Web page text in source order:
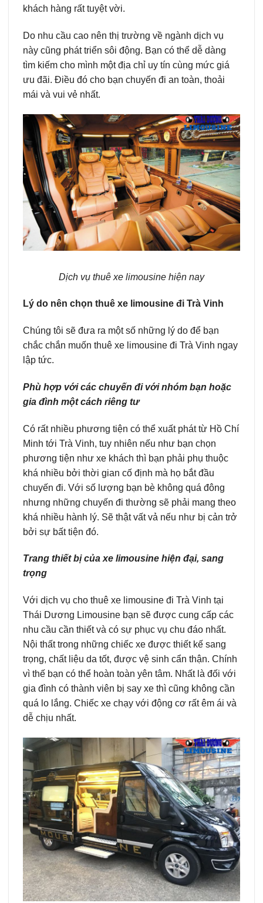
khách hàng rất tuyệt vời.
Do nhu cầu cao nên thị trường về ngành dịch vụ
này cũng phát triển sôi động. Bạn có thể dễ dàng
tìm kiếm cho mình một địa chỉ uy tín cùng mức giá
ưu đãi. Điều đó cho bạn chuyến đi an toàn, thoải
mái và vui vẻ nhất.
Dịch vụ thuê xe limousine hiện nay
Lý do nên chọn thuê xe limousine đi Trà Vinh
Chúng tôi sẽ đưa ra một số những lý do để bạn
chắc chắn muốn thuê xe limousine đi Trà Vinh ngay
lập tức.
Phù hợp với các chuyến đi với nhóm bạn hoặc
gia đình một cách riêng tư
Có rất nhiều phương tiện có thể xuất phát từ Hồ Chí
Minh tới Trà Vinh, tuy nhiên nếu như bạn chọn
phương tiện như xe khách thì bạn phải phụ thuộc
khá nhiều bởi thời gian cố định mà họ bắt đầu
chuyến đi. Với số lượng bạn bè không quá đông
nhưng những chuyến đi thường sẽ phải mang theo
khá nhiều hành lý. Sẽ thật vất vả nếu như bị cản trở
bởi sự bất tiện đó.
Trang thiết bị của xe limousine hiện đại, sang
trọng
Với dịch vụ cho thuê xe limousine đi Trà Vinh tại
Thái Dương Limousine bạn sẽ được cung cấp các
nhu cầu cần thiết và có sự phục vụ chu đáo nhất.
Nội thất trong những chiếc xe được thiết kế sang
trọng, chất liệu da tốt, được vệ sinh cẩn thận. Chính
vì thế bạn có thể hoàn toàn yên tâm. Nhất là đối với
gia đình có thành viên bị say xe thì cũng không cần
quá lo lắng. Chiếc xe chạy với động cơ rất êm ái và
dễ chịu nhất.